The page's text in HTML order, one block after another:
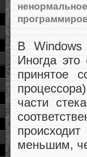
В
Иногда это
принятое
части
меньшим,